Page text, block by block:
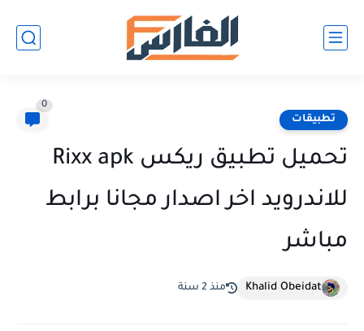
تطبيقات
0
تحميل تطبيق ريكس Rixx apk
للاندرويد اخر اصدار مجانا برابط
مباشر
Khalid Obeidat منذ 2 سنة